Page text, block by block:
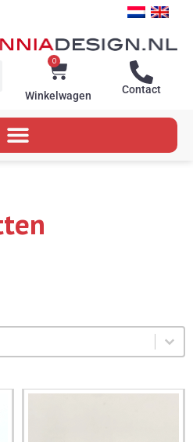
0
Winkelwagen
Winkelwagen Contact